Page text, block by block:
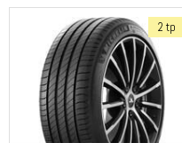
2 tp